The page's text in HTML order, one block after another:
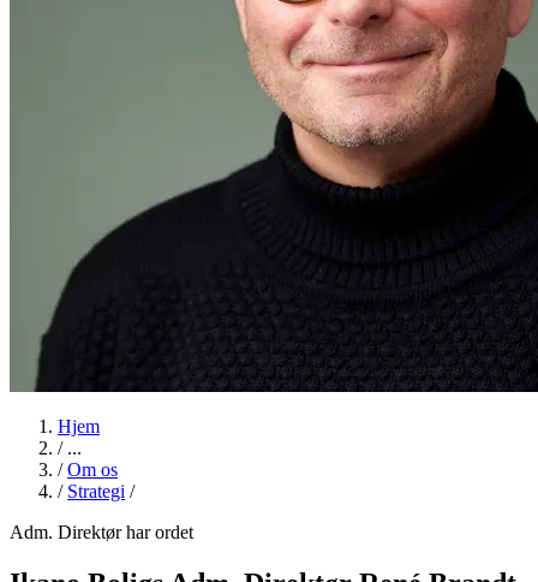
Hjem
/ ...
/ Om os
/ Strategi /
Adm. Direktør har ordet